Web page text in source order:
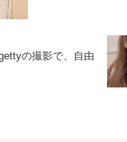
の撮影で、自由